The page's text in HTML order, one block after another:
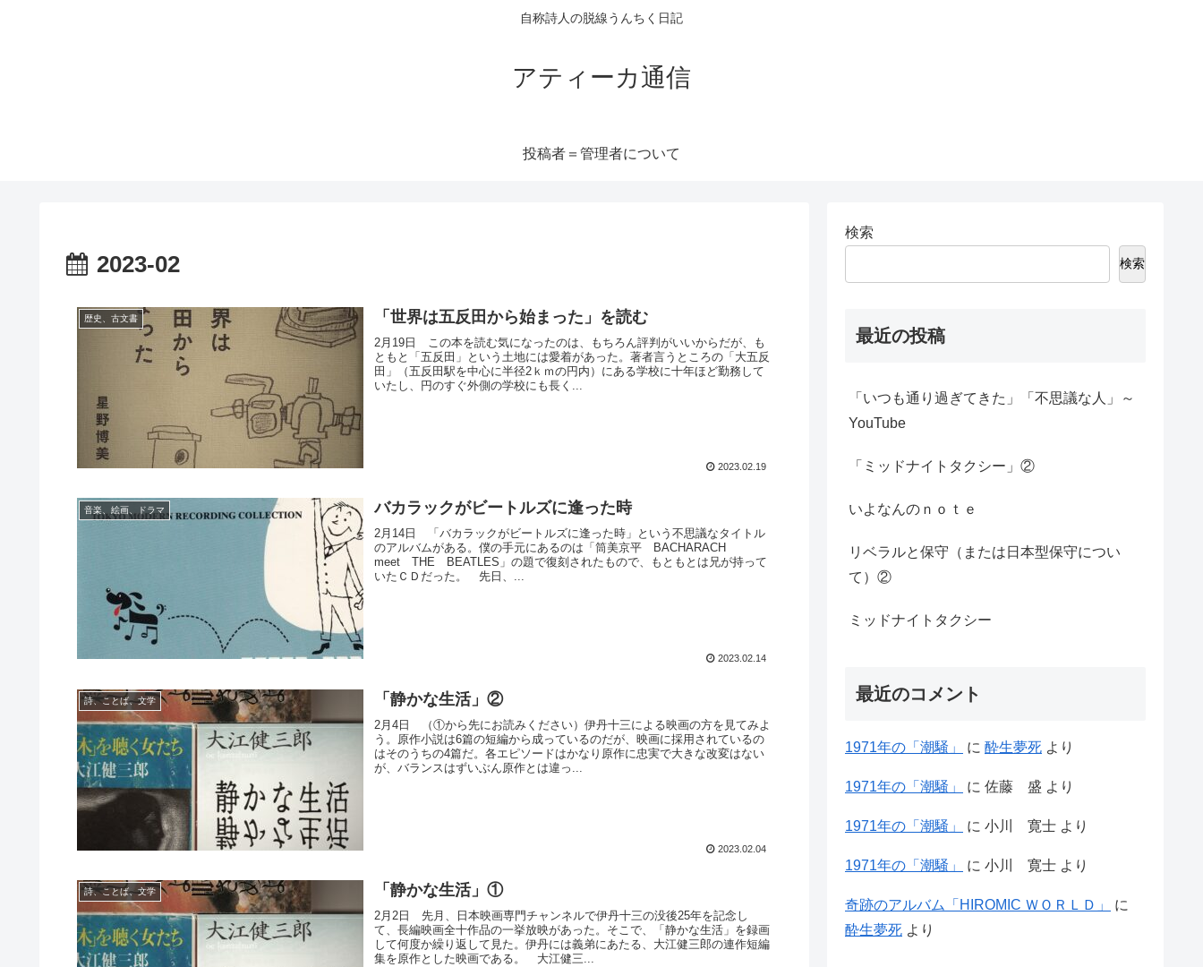
自称詩人の脱線うんちく日記
アティーカ通信
投稿者＝管理者について
2023-02
歴史、古文書 「世界は五反田から始まった」を読む
2月19日 この本を読む気になったのは、もちろん評判がいいからだが、も
ともと「五反田」という土地には愛着があった。著者言うところの「大五反
田」（五反田駅を中心に半径2ｋｍの円内）にある学校に十年ほど勤務して
いたし、円のすぐ外側の学校にも長く...
2023.02.19
音楽、絵画、ドラマ バカラックがビートルズに逢った時
2月14日 「バカラックがビートルズに逢った時」という不思議なタイトル
のアルバムがある。僕の手元にあるのは「筒美京平 BACHARACH
meet THE BEATLES」の題で復刻されたもので、もともとは兄が持って
いたＣＤだった。 先日、...
2023.02.14
詩、ことば、文学 「静かな生活」②
2月4日 （①から先にお読みください）伊丹十三による映画の方を見てみよ
う。原作小説は6篇の短編から成っているのだが、映画に採用されているの
はそのうちの4篇だ。各エピソードはかなり原作に忠実で大きな改変はない
が、バランスはずいぶん原作とは違っ...
2023.02.04
詩、ことば、文学 「静かな生活」①
2月2日 先月、日本映画専門チャンネルで伊丹十三の没後25年を記念し
て、長編映画全十作品の一挙放映があった。そこで、「静かな生活」を録画
して何度か繰り返して見た。伊丹には義弟にあたる、大江健三郎の連作短編
集を原作とした映画である。 大江健三...
検索
検索
最近の投稿
「いつも通り過ぎてきた」「不思議な人」～
YouTube
「ミッドナイトタクシー」②
いよなんのｎｏｔｅ
リベラルと保守（または日本型保守につい
て）②
ミッドナイトタクシー
最近のコメント
1971年の「潮騒」 に 酔生夢死 より
1971年の「潮騒」 に 佐藤 盛 より
1971年の「潮騒」 に 小川 寛士 より
1971年の「潮騒」 に 小川 寛士 より
奇跡のアルバム「HIROMIC ＷＯＲＬＤ」
に
酔生夢死 より